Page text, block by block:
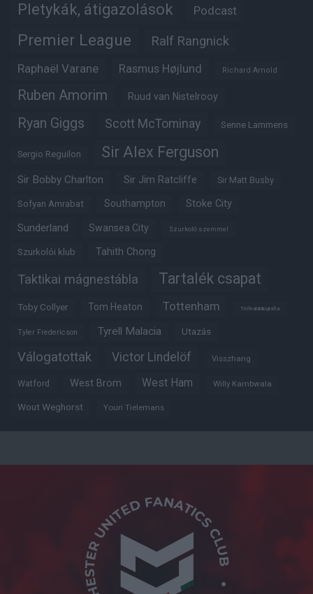
Pletykák, átigazolások Podcast
Premier League Ralf Rangnick
Raphaël Varane Rasmus Højlund Richard Arnold
Ruben Amorim Ruud van Nistelrooy
Ryan Giggs Scott McTominay Senne Lammens
Sergio Reguilon Sir Alex Ferguson
Sir Bobby Charlton Sir Jim Ratcliffe Sir Matt Busby
Sofyan Amrabat Southampton Stoke City
Sunderland Swansea City Szurkoló szemmel
Szurkolói klub Tahith Chong
Taktikai mágnestábla Tartalék csapat
Toby Collyer Tom Heaton Tottenham Trófeabibliográfia
Tyler Fredericson Tyrell Malacia Utazás
Válogatottak Victor Lindelöf Visszhang
Watford West Brom West Ham Willy Kambwala
Wout Weghorst Youri Tielemans